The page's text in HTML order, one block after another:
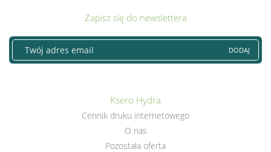
Zapisz się do newslettera
DODAJ
Ksero Hydra
Cennik druku internetowego
O nas
Pozostała oferta